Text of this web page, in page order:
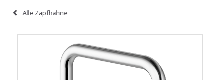
Alle Zapfhähne